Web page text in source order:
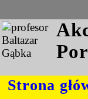
Strona